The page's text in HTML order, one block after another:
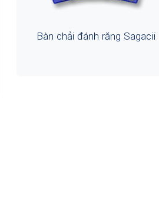
Bàn chải đánh răng Sagacii